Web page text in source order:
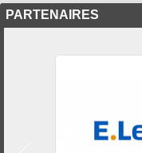
PARTENAIRES